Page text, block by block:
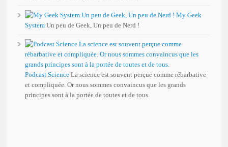
My Geek
System Un peu de Geek, Un peu de Nerd !
Podcast Science La science est souvent perçue comme rébarbative
et compliquée. Or nous sommes convaincus que les grands
principes sont à la portée de toutes et de tous.